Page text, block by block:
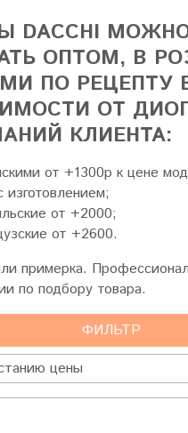
DACCHI
ОПТОМ, В
ПО РЕЦЕПТУ
ОТ
КЛИЕНТА:
от +1300р к цене
изготовлением;
от +2000;
от +2600.
примерка.
по подбору товара.
ФИЛЬТР